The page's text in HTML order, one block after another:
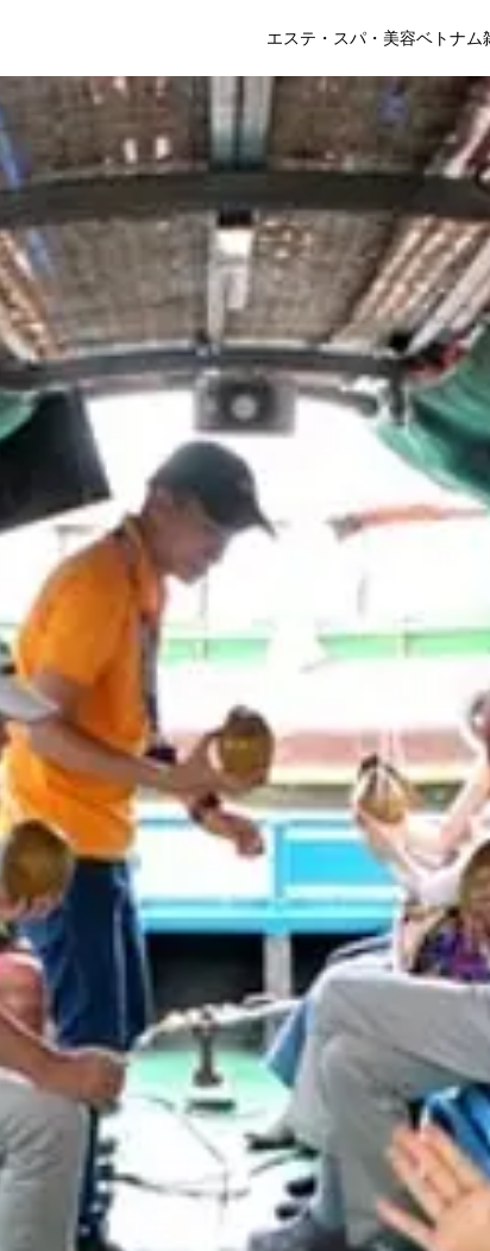
エステ・スパ・美容ベトナム